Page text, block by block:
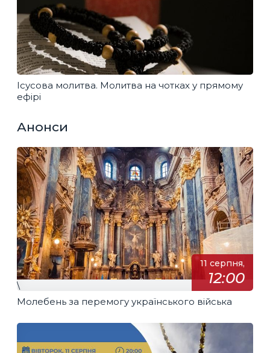
Ісусова молитва. Молитва на чотках у прямому
ефірі
Анонси
11 серпня,
12:00
\
Молебень за перемогу українського війська